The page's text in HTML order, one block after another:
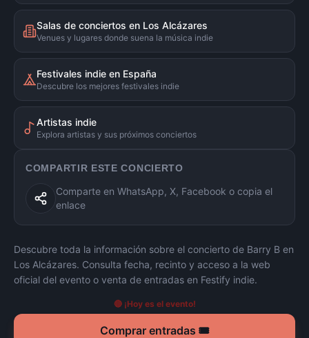
Salas de conciertos en Los Alcázares
Venues y lugares donde suena la música indie
Festivales indie en España
Descubre los mejores festivales indie
Artistas indie
Explora artistas y sus próximos conciertos
COMPARTIR ESTE CONCIERTO
Comparte en WhatsApp, X, Facebook o copia el
enlace
Descubre toda la información sobre el concierto de Barry B en
Los Alcázares. Consulta fecha, recinto y acceso a la web
oficial del evento o venta de entradas en Festify indie.
🔴 ¡Hoy es el evento!
Comprar entradas 🎟️